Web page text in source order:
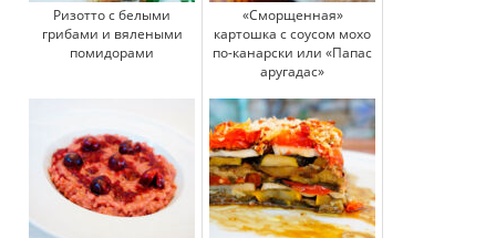
Ризотто с белыми
грибами и вялеными
помидорами
«Сморщенная»
картошка с соусом мохо
по-канарски или «Папас
аругадас»